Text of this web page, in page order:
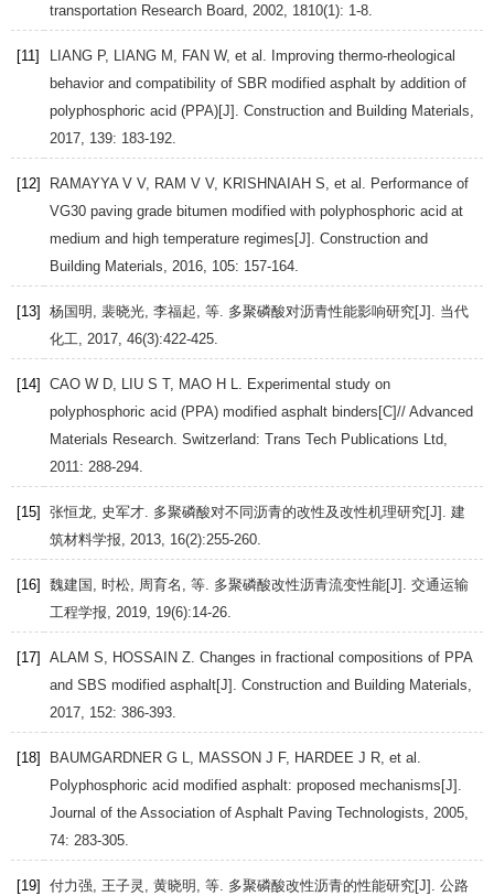
transportation Research Board 2002 1810(1): 1-8.
[11] LIANG P, LIANG M FAN W, et al. Improving thermo-rheological
behavior and compatibility of SBR modified asphalt by addition of
polyphosphoric acid (PPA)[J]. Construction and Building Materials
2017 139: 183-192.
[12] RAMAYYA V V, RAM V V, KRISHNAIAH S , et al. Performance of
VG30 paving grade bitumen modified with polyphosphoric acid at
medium and high temperature regimes[J]. Construction and
Building Materials
2016 105: 157-164.
[13] 杨国明, 裴晓光, 李福起, 等. 多聚磷酸对沥青性能影响研究[J]. 当代
化工
2017 46(3):422-425.
[14] CAO W D LIU S T, MAO H L
. Experimental study on
polyphosphoric acid (PPA) modified asphalt binders[C]// Advanced
Materials Research . Switzerland: Trans Tech Publications Ltd,
2011 : 288-294.
[15] 张恒龙, 史军才. 多聚磷酸对不同沥青的改性及改性机理研究[J]. 建
筑材料学报
2013 16(2):255-260.
[16] 魏建国, 时松, 周育名, 等. 多聚磷酸改性沥青流变性能[J]. 交通运输
工程学报
2019 19(6):14-26.
[17] ALAM S HOSSAIN Z . Changes in fractional compositions of PPA
and SBS modified asphalt[J]. Construction and Building Materials
2017 152: 386-393.
[18] BAUMGARDNER G L MASSON J F, HARDEE J R , et al.
Polyphosphoric acid modified asphalt: proposed mechanisms[J].
Journal of the Association of Asphalt Paving Technologists
2005
74: 283-305.
[19] 付力强, 王子灵, 黄晓明, 等. 多聚磷酸改性沥青的性能研究[J]. 公路